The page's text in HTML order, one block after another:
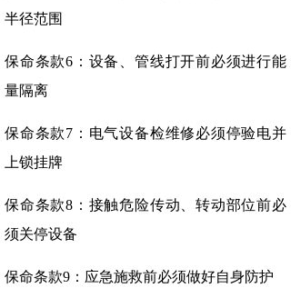
半径范围
保命条款6：设备、管线打开前必须进行能
量隔离
保命条款7：电气设备检维修必须停验电并
上锁挂牌
保命条款8：接触危险传动、转动部位前必
须关停设备
保命条款9：应急施救前必须做好自身防护